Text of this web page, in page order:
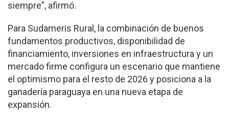
siempre”, afirmó.
Para Sudameris Rural, la combinación de buenos
fundamentos productivos, disponibilidad de
financiamiento, inversiones en infraestructura y un
mercado firme configura un escenario que mantiene
el optimismo para el resto de 2026 y posiciona a la
ganadería paraguaya en una nueva etapa de
expansión.